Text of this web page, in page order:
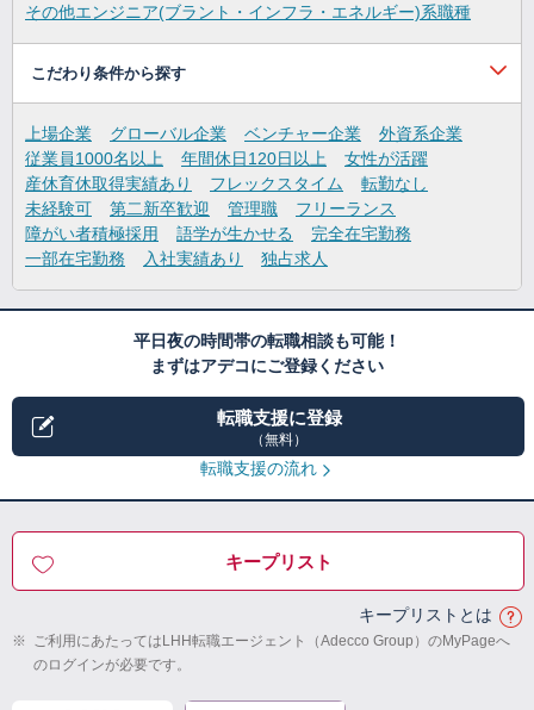
その他エンジニア(ブラント・インフラ・エネルギー)系職種
こだわり条件から探す
上場企業 グローバル企業 ベンチャー企業
外資系企業
従業員1000名以上
年間休日120日以上
女性が活躍
産休育休取得実績あり
フレックスタイム
転勤なし
未経験可
第二新卒歓迎 管理職
フリーランス
障がい者積極採用
語学が生かせる
完全在宅勤務
一部在宅勤務
入社実績あり 独占求人
平日夜の時間帯の転職相談も可能！
まずはアデコにご登録ください
転職支援に登録
（無料）
転職支援の流れ
キープリスト
キープリストとは
※ ご利用にあたってはLHH転職エージェント（Adecco Group）のMyPageへ
のログインが必要です。